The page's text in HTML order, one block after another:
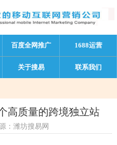
百度全网推广 1688运营
关于搜易 联系我们
高质量的跨境独立站
：潍坊搜易网